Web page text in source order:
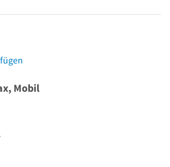
Mobil